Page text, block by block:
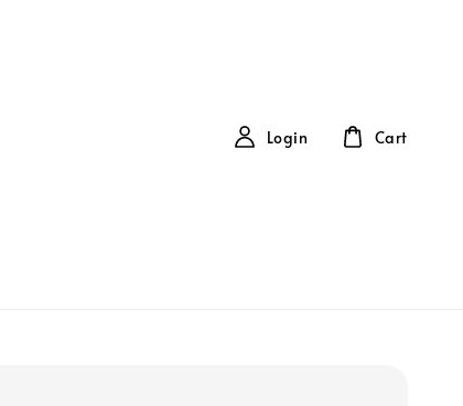
Login Cart